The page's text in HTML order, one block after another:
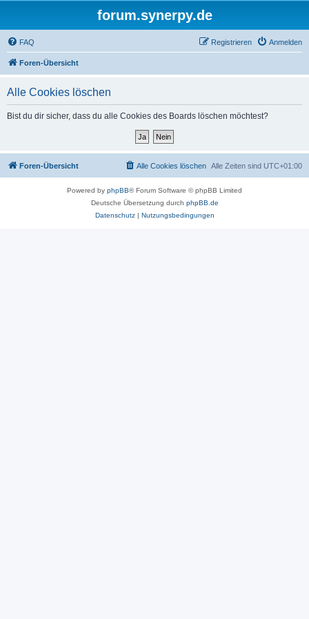
forum.synerpy.de
FAQ Anmelden
Registrieren
Foren-Übersicht
Alle Cookies löschen
Bist du dir sicher, dass du alle Cookies des Boards löschen möchtest?
Foren-Übersicht Alle Zeiten sind UTC+01:00
Alle Cookies löschen
Powered by phpBB® Forum Software © phpBB Limited
Deutsche Übersetzung durch phpBB.de
Datenschutz| Nutzungsbedingungen